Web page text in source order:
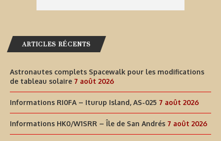
ARTICLES RÉCENTS
Astronautes complets Spacewalk pour les modifications
de tableau solaire 7 août 2026
Informations RI0FA – Iturup Island, AS-025 7 août 2026
Informations HK0/W1SRR – Île de San Andrés 7 août 2026